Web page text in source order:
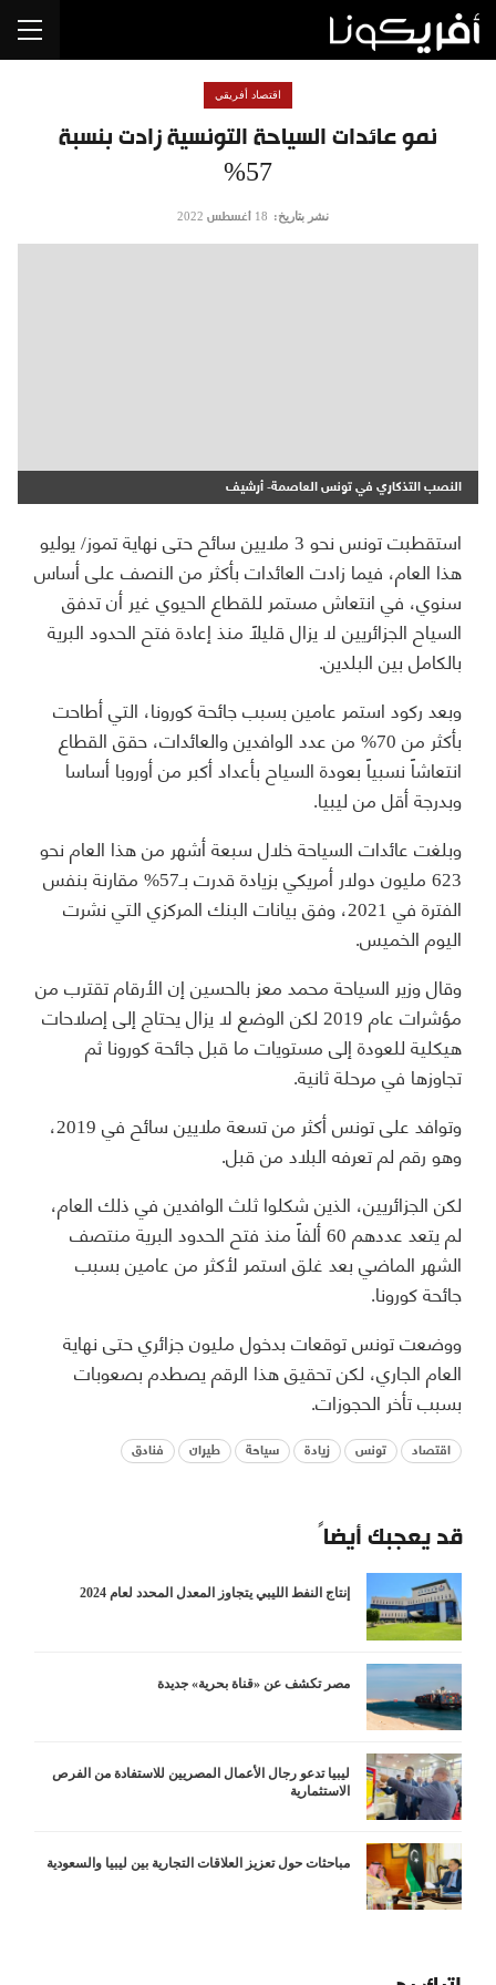
نمو عائدات السياحة التونسية زادت بنسبة
57%
اقتصاد أفريقي
نشر بتاريخ: 18 أغسطس 2022
النصب التذكاري في تونس العاصمة- أرشيف
استقطبت تونس نحو 3 ملايين سائح حتى نهاية تموز/ يوليو
هذا العام، فيما زادت العائدات بأكثر من النصف على أساس
سنوي، في انتعاش مستمر للقطاع الحيوي غير أن تدفق
السياح الجزائريين لا يزال قليلاً منذ إعادة فتح الحدود البرية
بالكامل بين البلدين.
وبعد ركود استمر عامين بسبب جائحة كورونا، التي أطاحت
بأكثر من 70% من عدد الوافدين والعائدات، حقق القطاع
انتعاشاً نسبياً بعودة السياح بأعداد أكبر من أوروبا أساسا
وبدرجة أقل من ليبيا.
وبلغت عائدات السياحة خلال سبعة أشهر من هذا العام نحو
623 مليون دولار أمريكي بزيادة قدرت بـ57% مقارنة بنفس
الفترة في 2021، وفق بيانات البنك المركزي التي نشرت
اليوم الخميس.
وقال وزير السياحة محمد معز بالحسين إن الأرقام تقترب من
مؤشرات عام 2019 لكن الوضع لا يزال يحتاج إلى إصلاحات
هيكلية للعودة إلى مستويات ما قبل جائحة كورونا ثم
تجاوزها في مرحلة ثانية.
وتوافد على تونس أكثر من تسعة ملايين سائح في 2019،
وهو رقم لم تعرفه البلاد من قبل.
لكن الجزائريين، الذين شكلوا ثلث الوافدين في ذلك العام،
لم يتعد عددهم 60 ألفاً منذ فتح الحدود البرية منتصف
الشهر الماضي بعد غلق استمر لأكثر من عامين بسبب
جائحة كورونا.
ووضعت تونس توقعات بدخول مليون جزائري حتى نهاية
العام الجاري، لكن تحقيق هذا الرقم يصطدم بصعوبات
بسبب تأخر الحجوزات.
اقتصاد تونس زيادة سياحة طيران فنادق
قد يعجبك أيضاً
إنتاج النفط الليبي يتجاوز المعدل المحدد لعام 2024
مصر تكشف عن «قناة بحرية» جديدة
ليبيا تدعو رجال الأعمال المصريين للاستفادة من الفرص
الاستثمارية
مباحثات حول تعزيز العلاقات التجارية بين ليبيا والسعودية